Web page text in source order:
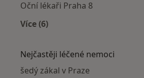
Oční lékaři Praha 8
Více (6)
Nejčastěji léčené nemoci
šedý zákal v Praze